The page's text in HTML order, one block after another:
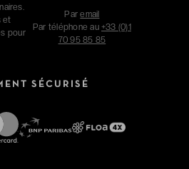
et
pour
Paremail
Par téléphone au +33 (0)1
70 95 85 85
SÉCURISÉ